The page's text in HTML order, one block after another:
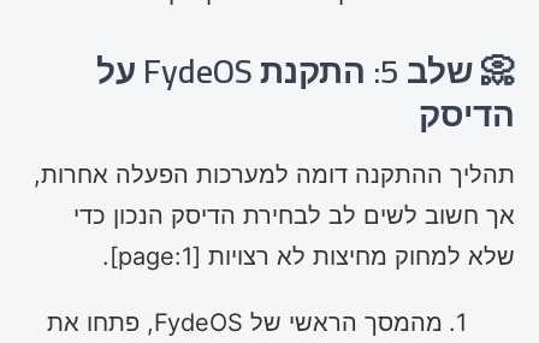
📀 שלב 5: התקנת FydeOS על
הדיסק
תהליך ההתקנה דומה למערכות הפעלה אחרות,
אך חשוב לשים לב לבחירת הדיסק הנכון כדי
שלא למחוק מחיצות לא רצויות [page:1].
מהמסך הראשי של FydeOS, פתחו את